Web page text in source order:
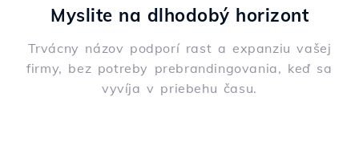
Myslite na dlhodobý horizont
Trvácny názov podporí rast a expanziu vašej
firmy, bez potreby prebrandingovania, keď sa
vyvíja v priebehu času.